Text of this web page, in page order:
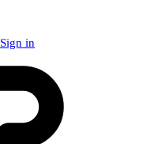
Sign in